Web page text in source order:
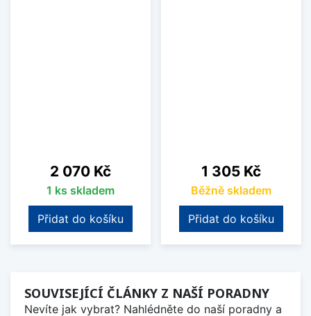
Cena
2 070 Kč
1 ks skladem
Přidat do košíku
Cena
1 305 Kč
Běžně skladem
Přidat do košíku
SOUVISEJÍCÍ ČLÁNKY Z NAŠÍ PORADNY
Nevíte jak vybrat? Nahlédněte do naší poradny a